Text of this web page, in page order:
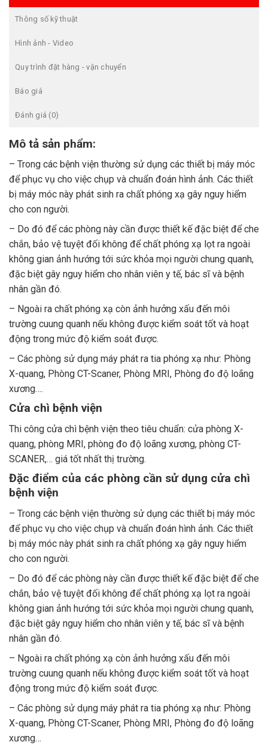
Thông số kỹ thuật
Hình ảnh - Video
Quy trình đặt hàng - vận chuyển
Báo giá
Đánh giá (0)
Mô tả sản phẩm:
– Trong các bệnh viện thường sử dụng các thiết bị máy móc
để phục vụ cho việc chụp và chuẩn đoán hình ảnh. Các thiết
bị máy móc này phát sinh ra chất phóng xạ gây nguy hiểm
cho con người.
– Do đó để các phòng này cần được thiết kế đặc biệt để che
chắn, bảo vệ tuyệt đối không để chất phóng xạ lọt ra ngoài
không gian ảnh hướng tới sức khỏa mọi người chung quanh,
đặc biệt gây nguy hiểm cho nhân viên y tế, bác sĩ và bệnh
nhân gần đó.
– Ngoài ra chất phóng xạ còn ảnh hưởng xấu đến môi
trường cuung quanh nếu không được kiểm soát tốt và hoạt
động trong mức độ kiểm soát được.
– Các phòng sử dụng máy phát ra tia phóng xạ như: Phòng
X-quang, Phòng CT-Scaner, Phòng MRI, Phòng đo độ loãng
xương….
Cửa chì bệnh viện
Thi công cửa chì bệnh viện theo tiêu chuẩn: cửa phòng X-
quang, phòng MRI, phòng đo độ loãng xương, phòng CT-
SCANER,… giá tốt nhất thị trường.
Đặc điểm của các phòng cần sử dụng cửa chì
bệnh viện
– Trong các bệnh viện thường sử dụng các thiết bị máy móc
để phục vụ cho việc chụp và chuẩn đoán hình ảnh. Các thiết
bị máy móc này phát sinh ra chất phóng xạ gây nguy hiểm
cho con người.
– Do đó để các phòng này cần được thiết kế đặc biệt để che
chắn, bảo vệ tuyệt đối không để chất phóng xạ lọt ra ngoài
không gian ảnh hướng tới sức khỏa mọi người chung quanh,
đặc biệt gây nguy hiểm cho nhân viên y tế, bác sĩ và bệnh
nhân gần đó.
– Ngoài ra chất phóng xạ còn ảnh hưởng xấu đến môi
trường cuung quanh nếu không được kiểm soát tốt và hoạt
động trong mức độ kiểm soát được.
– Các phòng sử dụng máy phát ra tia phóng xạ như: Phòng
X-quang, Phòng CT-Scaner, Phòng MRI, Phòng đo độ loãng
xương…